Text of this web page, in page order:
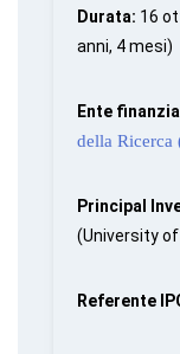
Durata: 16
anni, 4 mesi)
Ente
della Ricerca
Principal
(University
Referente